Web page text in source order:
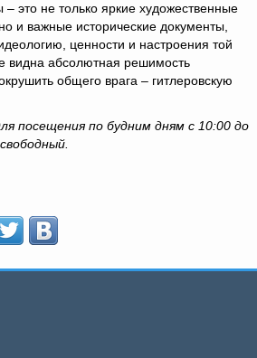
это не только яркие художественные
и важные исторические документы,
ценности и настроения той
видна абсолютная решимость
общего врага – гитлеровскую
посещения по будним дням с 10:00 до